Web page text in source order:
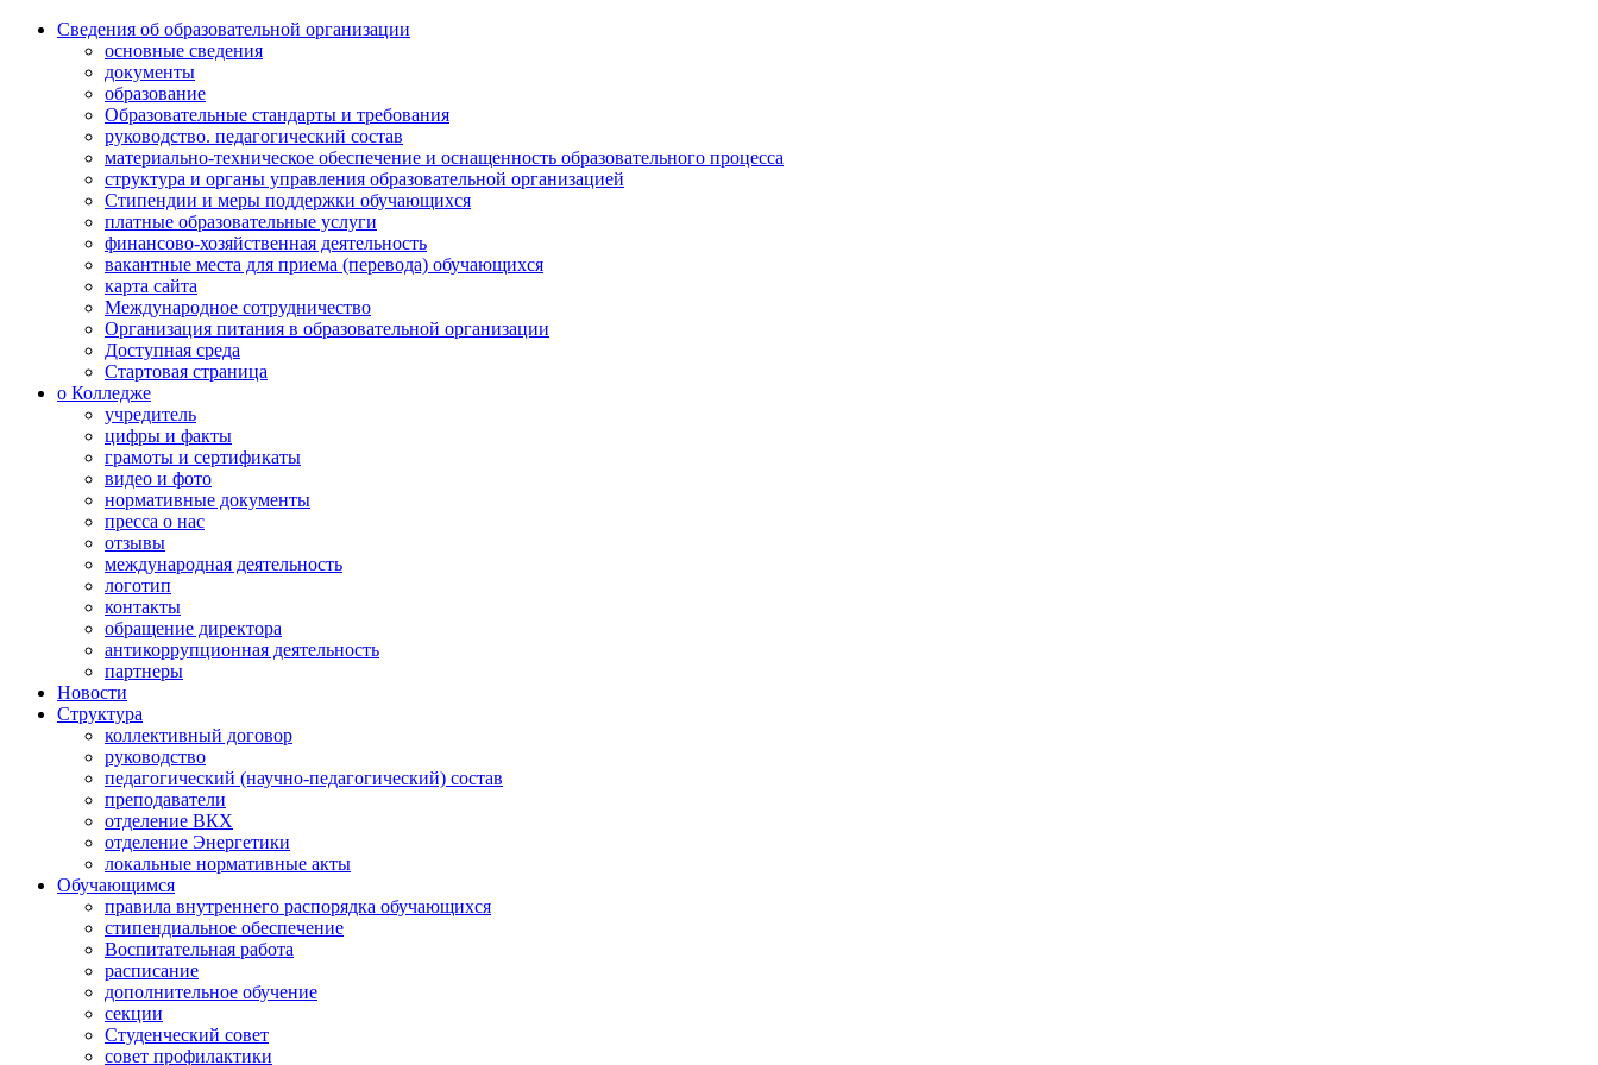
Сведения об образовательной организации
основные сведения
документы
образование
Образовательные стандарты и требования
руководство. педагогический состав
материально-техническое обеспечение и оснащенность образовательного процесса
структура и органы управления образовательной организацией
Стипендии и меры поддержки обучающихся
платные образовательные услуги
финансово-хозяйственная деятельность
вакантные места для приема (перевода) обучающихся
карта сайта
Международное сотрудничество
Организация питания в образовательной организации
Доступная среда
Стартовая страница
о Колледже
учредитель
цифры и факты
грамоты и сертификаты
видео и фото
нормативные документы
пресса о нас
отзывы
международная деятельность
логотип
контакты
обращение директора
антикоррупционная деятельность
партнеры
Новости
Структура
коллективный договор
руководство
педагогический (научно-педагогический) состав
преподаватели
отделение ВКХ
отделение Энергетики
локальные нормативные акты
Обучающимся
правила внутреннего распорядка обучающихся
стипендиальное обеспечение
Воспитательная работа
расписание
дополнительное обучение
секции
Студенческий совет
совет профилактики